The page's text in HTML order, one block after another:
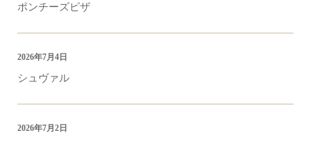
ポンチーズピザ
シュヴァル
2026年7月4日
2026年7月2日